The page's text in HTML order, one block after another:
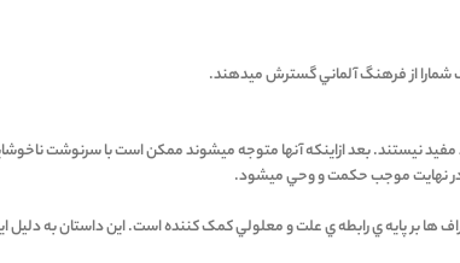
شمارا از فرهنگ آلماني گسترش ميدهند.
خود مفيد نيستند. بعد ازاينکه آنها متوجه ميشوند ممکن است با سرنوشت
ودر نهايت موجب حکمت و وحي ميشود.
ها بر پايه ي رابطه ي علت و معلولي کمک کننده است. اين داستان به دليل